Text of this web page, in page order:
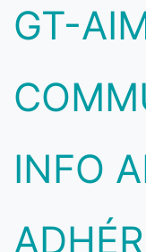
GT-
INFO